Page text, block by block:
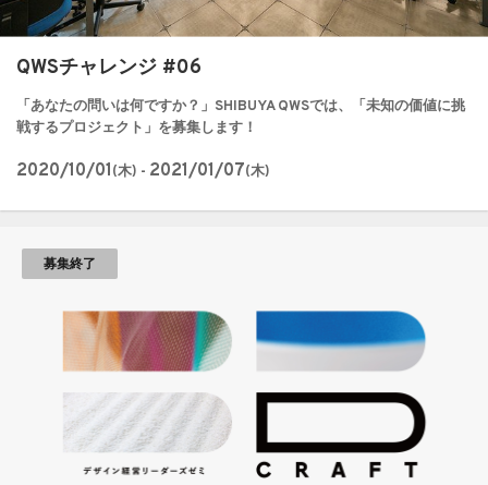
QWSチャレンジ #06
「あなたの問いは何ですか？」SHIBUYA QWSでは、「未知の価値に挑
戦するプロジェクト」を募集します！
2020/10/01(木) - 2021/01/07(木)
募集終了